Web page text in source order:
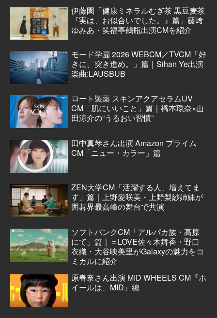
伊藤園「健康ミネラルむぎ茶 黒豆麦茶
『実は、お似合いでした。』篇」藤﨑
ゆみあ・笑福亭鶴瓶出演CMを紹介
モード学園 2026 WEBCM／TVCM「好
きに、突き進め。」篇｜Sihan Ye出演
楽曲:LAUSBUB
ロート製薬 スキンアクアセラムUV
CM「肌にいいこと」篇｜橋本環奈×山
田涼介の“うるおい習慣”
田中真琴さん出演 Amazon プライム
CM「ニュー・カラー」篇
ZEN大学CM「活躍する人、増えてま
す」篇｜上野愛咲美・上野梨紗姉妹が
囲碁界最高峰の舞台で共演
ソフトバンクCM「アルパカ族・高原
にて」篇｜＝LOVE佐々木舞香・野口
衣織・大谷映美里がGalaxyの魅力をコ
ミカルに紹介
原春奈さん出演 MID WHEELS CM『ホ
イールは、MID』編